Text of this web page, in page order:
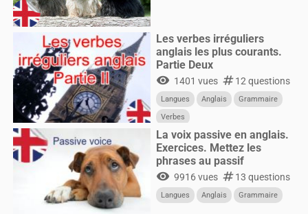
Les verbes irréguliers
anglais les plus courants.
Partie Deux
visibility 1401 vues numbers12 questions
Langues Anglais
Grammaire
Verbes
La voix passive en anglais.
Exercices. Mettez les
phrases au passif
visibility 9916 vues numbers13 questions
Langues Anglais Grammaire